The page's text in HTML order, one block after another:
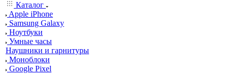
Каталог
Apple iPhone
Samsung Galaxy
Ноутбуки
Умные часы
Наушники и гарнитуры
Моноблоки
Google Pixel